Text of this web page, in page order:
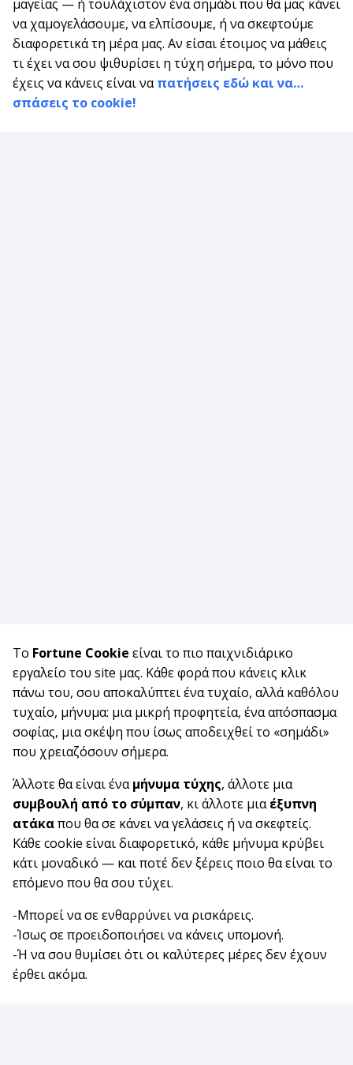
μαγείας — ή τουλάχιστον ένα σημάδι που θα μας κάνει
να χαμογελάσουμε, να ελπίσουμε, ή να σκεφτούμε
διαφορετικά τη μέρα μας. Αν είσαι έτοιμος να μάθεις
τι έχει να σου ψιθυρίσει η τύχη σήμερα, το μόνο που
έχεις να κάνεις είναι ναπατήσεις εδώ και να…
σπάσεις το cookie!
Το Fortune Cookie είναι το πιο παιχνιδιάρικο
εργαλείο του site μας. Κάθε φορά που κάνεις κλικ
πάνω του, σου αποκαλύπτει ένα τυχαίο, αλλά καθόλου
τυχαίο, μήνυμα: μια μικρή προφητεία, ένα απόσπασμα
σοφίας, μια σκέψη που ίσως αποδειχθεί το «σημάδι»
που χρειαζόσουν σήμερα.
Άλλοτε θα είναι έναμήνυμα τύχης, άλλοτε μια
συμβουλή από το σύμπαν, κι άλλοτε μιαέξυπνη
ατάκαπου θα σε κάνει να γελάσεις ή να σκεφτείς.
Κάθε cookie είναι διαφορετικό, κάθε μήνυμα κρύβει
κάτι μοναδικό — και ποτέ δεν ξέρεις ποιο θα είναι το
επόμενο που θα σου τύχει.
-Μπορεί να σε ενθαρρύνει να ρισκάρεις.
-Ίσως σε προειδοποιήσει να κάνεις υπομονή.
-Ή να σου θυμίσει ότι οι καλύτερες μέρες δεν έχουν
έρθει ακόμα.